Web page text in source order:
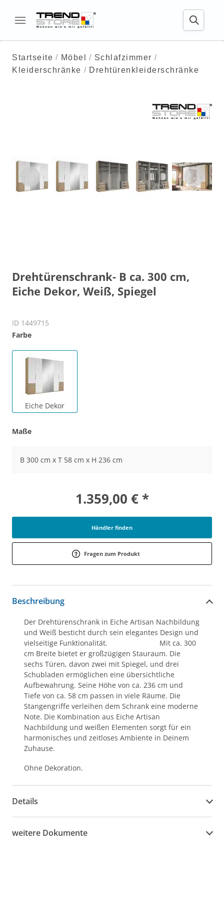
Startseite Möbel
Schlafzimmer
Kleiderschränke
Drehtürenkleiderschränke
Drehtürenschrank- B ca. 300 cm,
Eiche Dekor, Weiß, Spiegel
ID 1449715
Farbe
Eiche Dekor
Maße
B 300 cm x T 58 cm x H 236 cm
1.359,00 € *
Händler finden
Fragen zum Produkt
Beschreibung
Der Drehtürenschrank in Eiche Artisan Nachbildung
und Weiß besticht durch sein elegantes Design und
vielseitige Funktionalität. Mit ca. 300
cm Breite bietet er großzügigen Stauraum. Die
sechs Türen, davon zwei mit Spiegel, und drei
Schubladen ermöglichen eine übersichtliche
Aufbewahrung. Seine Höhe von ca. 236 cm und
Tiefe von ca. 58 cm passen in viele Räume. Die
Stangengriffe verleihen dem Schrank eine moderne
Note. Die Kombination aus Eiche Artisan
Nachbildung und weißen Elementen sorgt für ein
harmonisches und zeitloses Ambiente in Deinem
Zuhause.
Ohne Dekoration.
Details
weitere Dokumente